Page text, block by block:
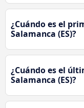
¿Cuándo es el
Salamanca (ES)?
¿Cuándo es el
Salamanca (ES)?